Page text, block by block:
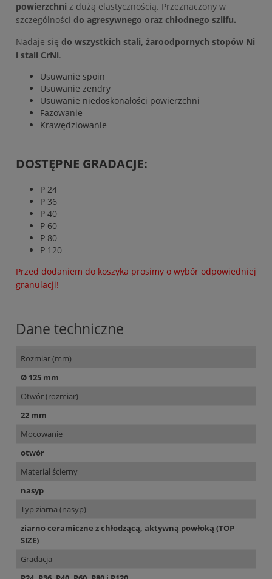
powierzchni z dużą elastycznością. Przeznaczony w
szczególności do agresywnego oraz chłodnego szlifu.
Nadaje się do wszystkich stali, żaroodpornych stopów Ni
i stali CrNi.
Usuwanie spoin
Usuwanie zendry
Usuwanie niedoskonałości powierzchni
Fazowanie
Krawędziowanie
DOSTĘPNE GRADACJE:
P 24
P 36
P 40
P 60
P 80
P 120
Przed dodaniem do koszyka prosimy o wybór odpowiedniej
granulacji!
Dane techniczne
Rozmiar (mm)
Ø 125 mm
Otwór (rozmiar)
22 mm
Mocowanie
otwór
Materiał ścierny
nasyp
Typ ziarna (nasyp)
ziarno ceramiczne z chłodzącą, aktywną powłoką (TOP
SIZE)
Gradacja